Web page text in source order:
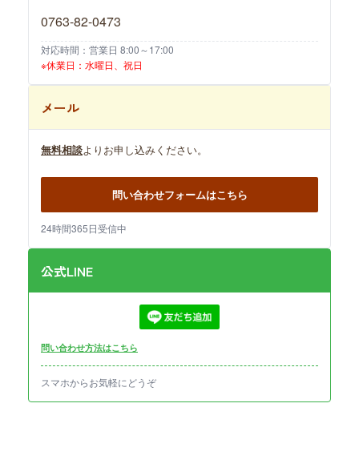
0763-82-0473
対応時間：営業日 8:00～17:00
※休業日：水曜日、祝日
メール
無料相談よりお申し込みください。
問い合わせフォームはこちら
24時間365日受信中
公式LINE
問い合わせ方法はこちら
スマホからお気軽にどうぞ